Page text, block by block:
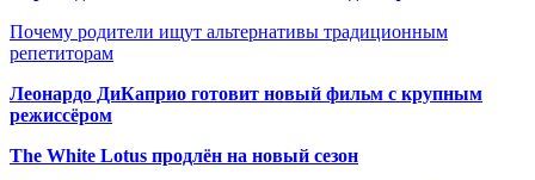
Почему родители ищут альтернативы традиционным
репетиторам
Леонардо ДиКаприо готовит новый фильм с крупным
режиссёром
The White Lotus продлён на новый сезон